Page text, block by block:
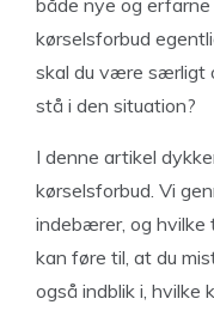
både nye og
kørselsforbud
skal du være særligt
stå i den situation?
I denne artikel
kørselsforbud. Vi
indebærer, og hvilke
kan føre til, at du
også indblik i, hvilke